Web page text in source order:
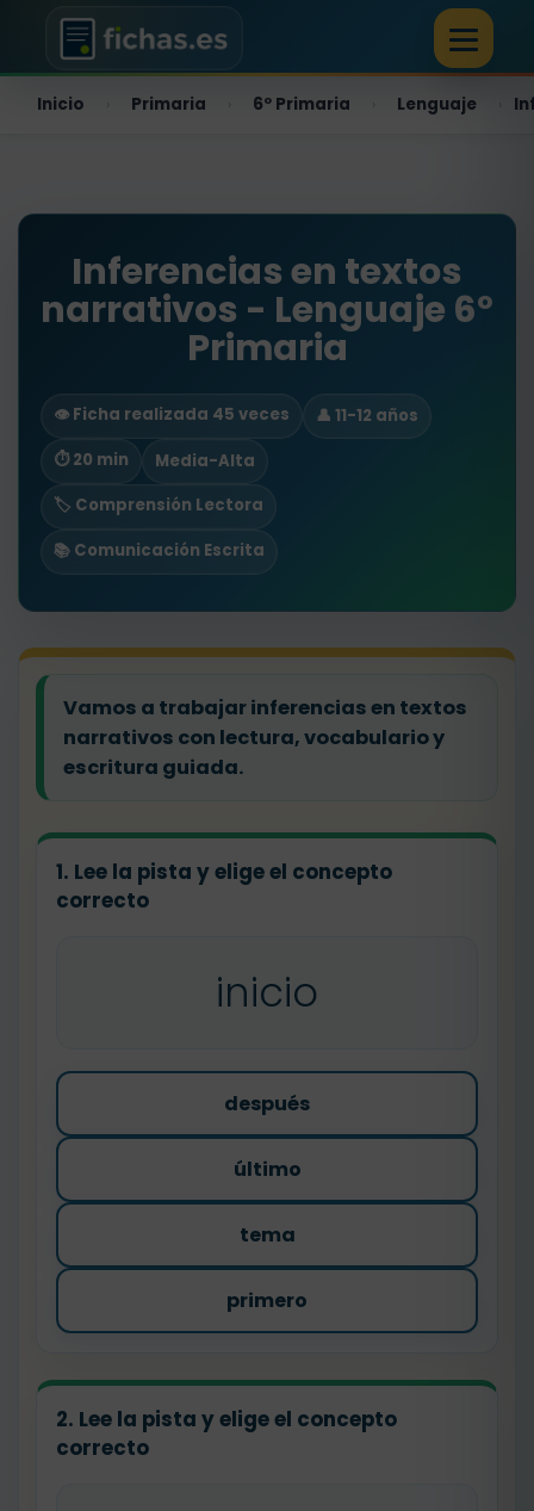
Inicio Primaria 6º Primaria Lenguaje
Inferencias en textos
narrativos - Lenguaje 6º
Primaria
👁️ Ficha realizada 45 veces
👤 11-12 años
⏱ 20 min
Media-Alta
🏷️ Comprensión Lectora
📚 Comunicación Escrita
Vamos a trabajar inferencias en textos
narrativos con lectura, vocabulario y
escritura guiada.
1. Lee la pista y elige el concepto
correcto
inicio
después
último
tema
primero
2. Lee la pista y elige el concepto
correcto